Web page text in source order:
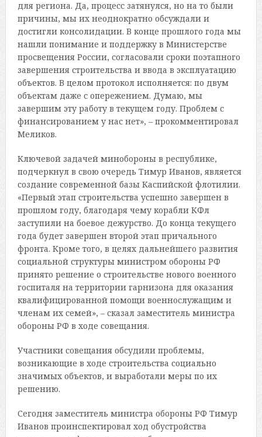
для региона. Да, процесс затянулся, но на то были
причины, мы их неоднократно обсуждали и
достигли консолидации. В конце прошлого года мы
нашли понимание и поддержку в Министерстве
просвещения России, согласовали сроки поэтапного
завершения строительства и ввода в эксплуатацию
объектов. В целом протокол исполняется: по двум
объектам даже с опережением. Думаю, мы
завершим эту работу в текущем году. Проблем с
финансированием у нас нет», – прокомментировал
Меликов.
Ключевой задачей минобороны в республике,
подчеркнул в свою очередь Тимур Иванов, является
создание современной базы Каспийской флотилии.
«Первый этап строительства успешно завершен в
прошлом году, благодаря чему корабли КФл
заступили на боевое дежурство. До конца текущего
года будет завершен второй этап причального
фронта. Кроме того, в целях дальнейшего развития
социальной структуры министром обороны РФ
принято решение о строительстве нового военного
госпиталя на территории гарнизона для оказания
квалифицированной помощи военнослужащим и
членам их семей», – сказал заместитель министра
обороны РФ в ходе совещания.
Участники совещания обсудили проблемы,
возникающие в ходе строительства социально
значимых объектов, и выработали меры по их
решению.
Сегодня заместитель министра обороны РФ Тимур
Иванов проинспектировал ход обустройства